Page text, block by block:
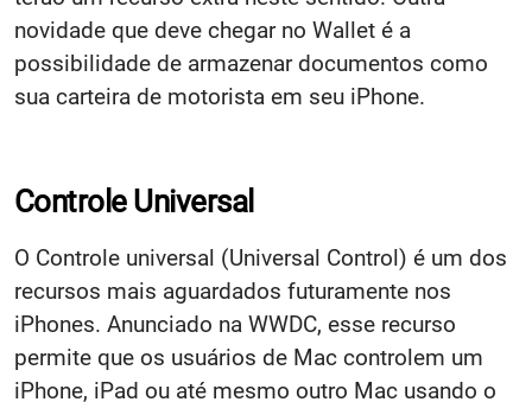
novidade que deve chegar no Wallet é a
possibilidade de armazenar documentos como
sua carteira de motorista em seu iPhone.
Controle Universal
O Controle universal (Universal Control) é um dos
recursos mais aguardados futuramente nos
iPhones. Anunciado na WWDC, esse recurso
permite que os usuários de Mac controlem um
iPhone, iPad ou até mesmo outro Mac usando o